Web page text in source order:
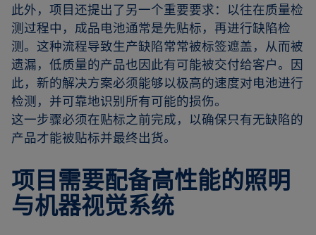
此外，项目还提出了另一个重要要求：以往在质量检
测过程中，成品电池通常是先贴标，再进行缺陷检
测。这种流程导致生产缺陷常常被标签遮盖，从而被
遗漏，低质量的产品也因此有可能被交付给客户。因
此，新的解决方案必须能够以极高的速度对电池进行
检测，并可靠地识别所有可能的损伤。
这一步骤必须在贴标之前完成，以确保只有无缺陷的
产品才能被贴标并最终出货。
项目需要配备高性能的照明
与机器视觉系统